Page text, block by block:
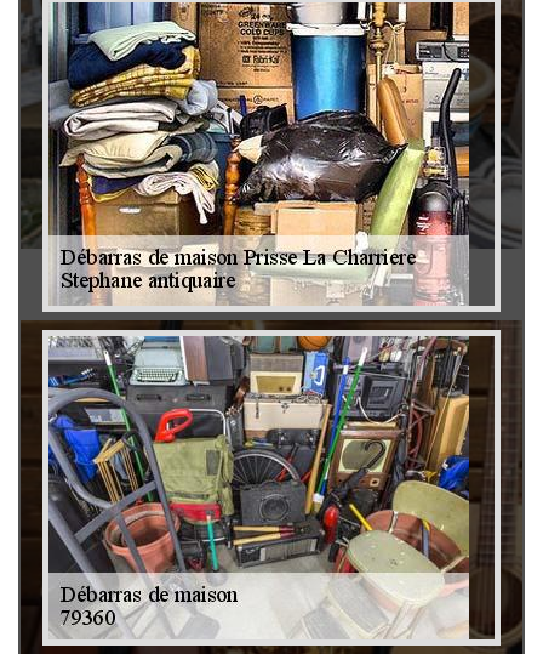
Brocanteur 79